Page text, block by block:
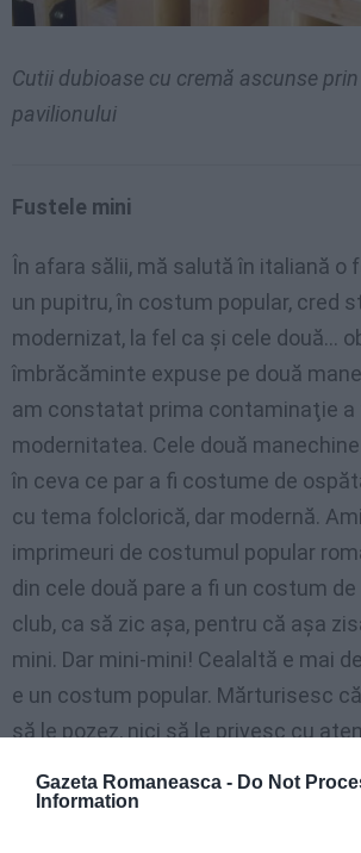
Gazeta Romaneasca - Do Not
Information
Cutii dubioase cu cremă ascunse
pavilionului
Fustele mini
În afara sălii, mă salută în italiană o
un pupitru, în costum popular, cred
modernizat, la fel ca şi cele două…
îmbrăcăminte expuse pe două
am constatat prima contaminaţie a
modernitatea. Cele două
în ceva ce par a fi costume de
cu tema folclorică, dar modernă.
imprimeuri de costumul popular
din cele două pare a fi un costum
club, ca să zic aşa, pentru că aşa
mini. Dar mini-mini! Cealaltă e mai
e un costum popular. Mărturisesc
să le pozez, nici să le privesc cu
deja mi se înceţoşaseră ochii şi
repede de obligaţia asta. Şi mi-era